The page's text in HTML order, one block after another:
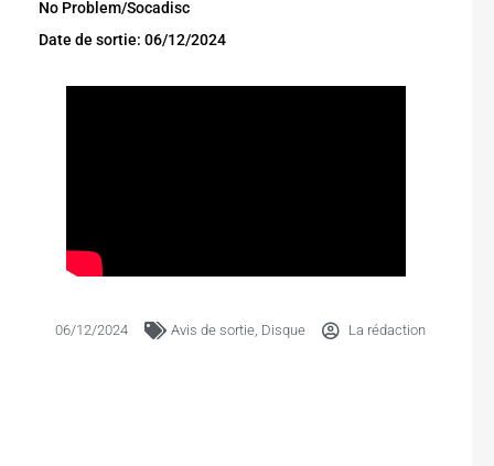
No Problem/Socadisc
Date de sortie: 06/12/2024
06/12/2024 Avis de sortie, Disque La rédaction